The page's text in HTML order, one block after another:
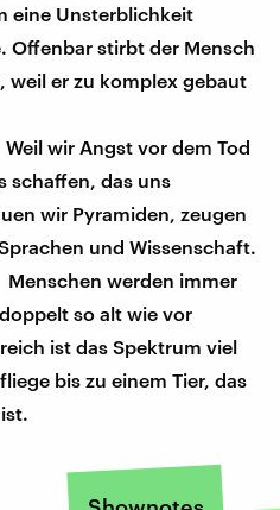
eine Unsterblichkeit
Offenbar stirbt der Mensch
weil er zu komplex gebaut
wir Angst vor dem Tod
schaffen, das uns
wir Pyramiden, zeugen
und Wissenschaft.
werden immer
so alt wie vor
ist das Spektrum viel
bis zu einem Tier, das